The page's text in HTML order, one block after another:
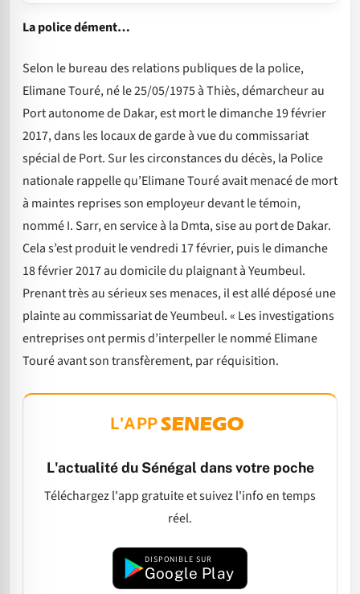
La police dément…
Selon le bureau des relations publiques de la police,
Elimane Touré, né le 25/05/1975 à Thiès, démarcheur au
Port autonome de Dakar, est mort le dimanche 19 février
2017, dans les locaux de garde à vue du commissariat
spécial de Port. Sur les circonstances du décès, la Police
nationale rappelle qu’Elimane Touré avait menacé de mort
à maintes reprises son employeur devant le témoin,
nommé I. Sarr, en service à la Dmta, sise au port de Dakar.
Cela s’est produit le vendredi 17 février, puis le dimanche
18 février 2017 au domicile du plaignant à Yeumbeul.
Prenant très au sérieux ses menaces, il est allé déposé une
plainte au commissariat de Yeumbeul. « Les investigations
entreprises ont permis d’interpeller le nommé Elimane
Touré avant son transfèrement, par réquisition.
L'APP
L'actualité du Sénégal dans votre poche
Téléchargez l'app gratuite et suivez l'info en temps
réel.
DISPONIBLE SUR
Google Play